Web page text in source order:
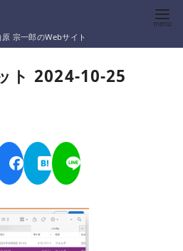
宗一郎のWebサイト
ト 2024-10-25